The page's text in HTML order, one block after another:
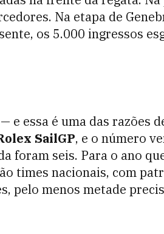
Na etapa de
os 5.000 ingressos
e essa é uma das razões
SailGP, e o número
foram seis. Para o ano
times nacionais, com
pelo menos metade